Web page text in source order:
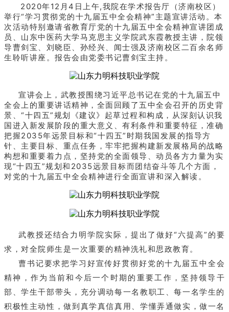
2020年12月4日上午,我院在学术报告厅（济南校区）
举行“学习贯彻党的十九届五中全会精神”主题宣讲活动。本
次活动特别邀请省教育厅党的十九届五中全会精神宣讲团成
员、山东中医药大学马克思主义学院武东霞教授主讲，院领
导曹剑宝、刘晓臣、孙经兴、闻士强及济南校区二百余名师
生聆听讲座。报告会由党委书记曹剑宝主持。
宣讲会上，武教授围绕习近平总书记在党的十九届五中
全会上的重要讲话精神，全面回顾了五中全会召开的历史背
景、“十四五”规划《建议》起草过程和构成，从深刻认识我
国进入新发展阶段的重大意义、有利条件和重要特征，准确
把握2035年远景目标和“十四五”时期我国发展的指导方
针、主要目标、重点任务，牢牢把握构建新发展格局的战略
构想和重要着力点，坚持党的全面领导、动员各方力量为实
现“十四五”规划和2035远景目标而团结奋斗等几个方面，
对党的十九届五中全会精神进行全面宣讲和深入解读。
武教授还结合力明学院实际，提出了做好“六提高”的要
求，对全院师生是一次重要的精神洗礼和思政教育。
曹书记要求把学习好宣传好贯彻好党的十九届五中全会
精神，作为当前和今后一个时期的重要工作，坚持领导干
部、学生干部带头，充分调动每一名教职工、每一名学生的
积极性主动性，做到真学真信真用、学懂弄通做实，做一名